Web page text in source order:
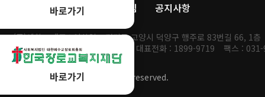
바로가기
바로가기
개인정보처리방침 공지사항
(주)예향 대표 : 이상일
경기도 고양시 덕양구 행주로 83번길 66, 1층
사업자등록번호 : 523-86-00322
대표전화 : 1899-9719 팩스 :
Copyright 주품애. All rights reserved.